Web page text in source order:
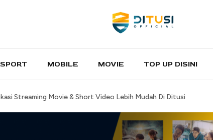
MOBILE MOVIE TOP UP DISINI
Streaming Movie & Short Video Lebih Mudah Di Ditusi